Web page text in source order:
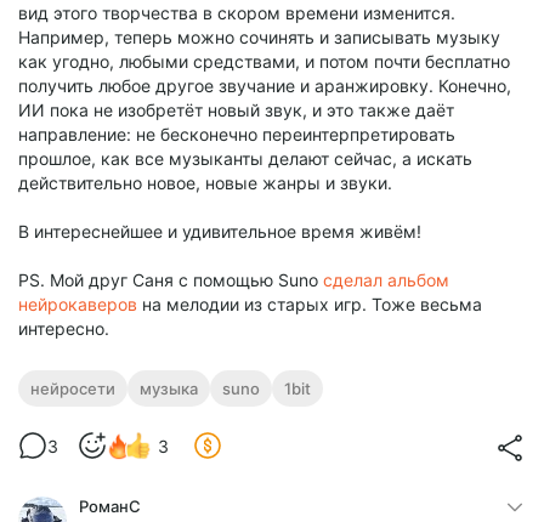
вид этого творчества в скором времени изменится.
Например, теперь можно сочинять и записывать музыку
как угодно, любыми средствами, и потом почти бесплатно
получить любое другое звучание и аранжировку. Конечно,
ИИ пока не изобретёт новый звук, и это также даёт
направление: не бесконечно переинтерпретировать
прошлое, как все музыканты делают сейчас, а искать
действительно новое, новые жанры и звуки.
В интереснейшее и удивительное время живём!
PS. Мой друг Саня с помощью Suno сделал альбом
нейрокаверов на мелодии из старых игр. Тоже весьма
интересно.
нейросети музыка suno 1bit
3 3
РоманC